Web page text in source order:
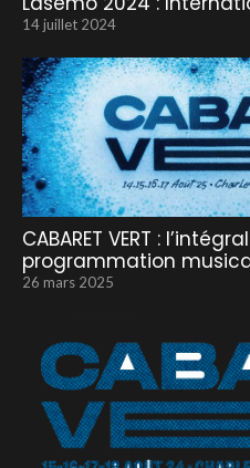
14 juillet 2024
CABARET VERT :
programmation
26 mars 2025